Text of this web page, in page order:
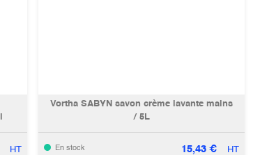
HT
Vortha SABYN savon crème lavante mains
/ 5L
En stock 15,43 € HT